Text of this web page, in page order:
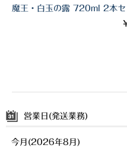
魔王・白玉の露 720ml 2本セ
営業日(発送業務)
今月(2026年8月)